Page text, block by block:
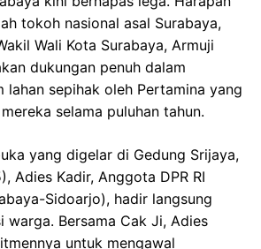
tokoh nasional asal Surabaya,
Wali Kota Surabaya, Armuji
dukungan penuh dalam
lahan sepihak oleh Pertamina yang
selama puluhan tahun.
yang digelar di Gedung Srijaya,
Adies Kadir, Anggota DPR RI
Sidoarjo), hadir langsung
warga. Bersama Cak Ji, Adies
untuk mengawal